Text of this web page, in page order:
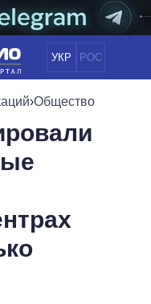
УКР РОС
›Общество